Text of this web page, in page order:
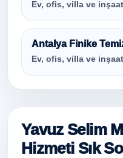
Ev, ofis, villa ve
Antalya Finike
Ev, ofis, villa ve
Yavuz Selim
Hizmeti Sık